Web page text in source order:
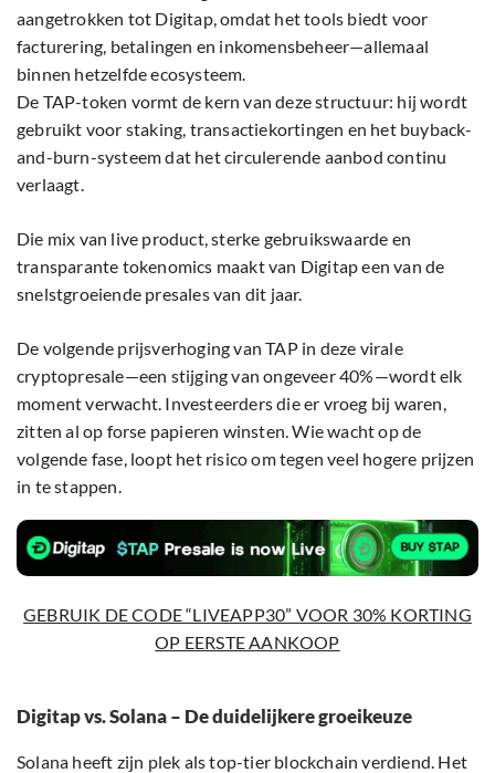
aangetrokken tot Digitap, omdat het tools biedt voor
facturering, betalingen en inkomensbeheer—allemaal
binnen hetzelfde ecosysteem.
De TAP-token vormt de kern van deze structuur: hij wordt
gebruikt voor staking, transactiekortingen en het buyback-
and-burn-systeem dat het circulerende aanbod continu
verlaagt.
Die mix van live product, sterke gebruikswaarde en
transparante tokenomics maakt van Digitap een van de
snelstgroeiende presales van dit jaar.
De volgende prijsverhoging van TAP in deze virale
cryptopresale—een stijging van ongeveer 40%—wordt elk
moment verwacht. Investeerders die er vroeg bij waren,
zitten al op forse papieren winsten. Wie wacht op de
volgende fase, loopt het risico om tegen veel hogere prijzen
in te stappen.
GEBRUIK DE CODE “LIVEAPP30” VOOR 30% KORTING
OP EERSTE AANKOOP
Digitap vs. Solana – De duidelijkere groeikeuze
Solana heeft zijn plek als top-tier blockchain verdiend. Het